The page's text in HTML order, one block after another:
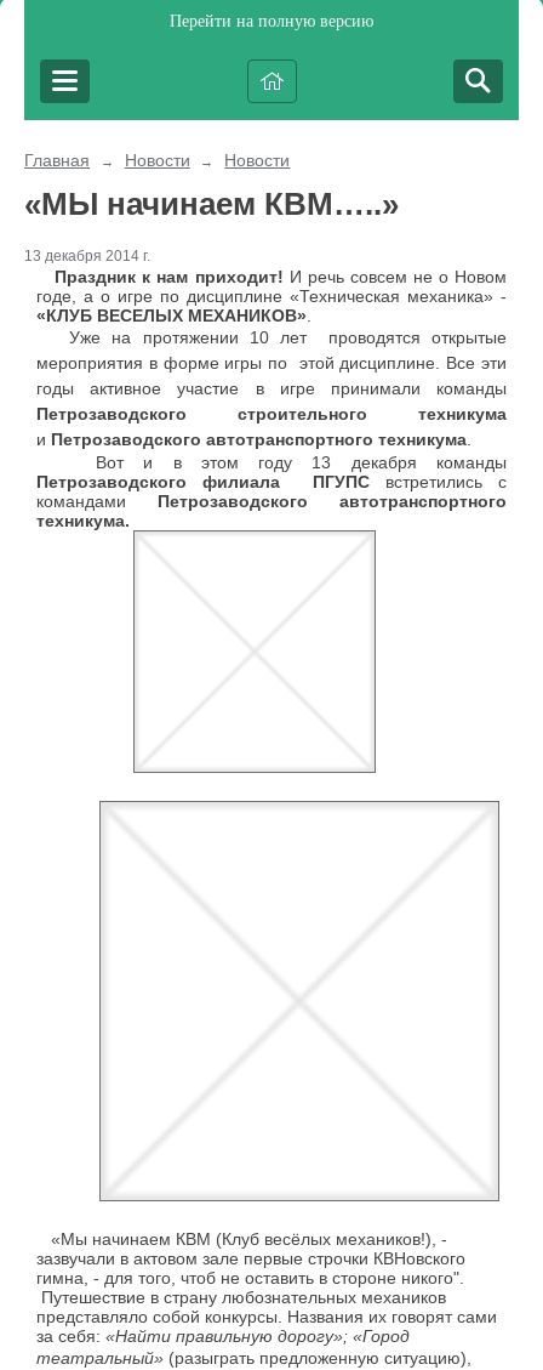
Перейти на полную версию
Главная → Новости → Новости
«МЫ начинаем КВМ…..»
13 декабря 2014 г.
Праздник к нам приходит! И речь совсем не о Новом
годе, а о игре по дисциплине «Техническая механика» -
«КЛУБ ВЕСЕЛЫХ МЕХАНИКОВ».
Уже на протяжении 10 лет проводятся открытые
мероприятия в форме игры по этой дисциплине. Все эти
годы активное участие в игре принимали команды
Петрозаводского строительного техникума
и Петрозаводского автотранспортного техникума.
Вот и в этом году 13 декабря команды
Петрозаводского филиала ПГУПСвстретились с
командами Петрозаводского автотранспортного
техникума.
«Мы начинаем КВМ (Клуб весёлых механиков!), -
зазвучали в актовом зале первые строчки КВНовского
гимна, - для того, чтоб не оставить в стороне никого".
Путешествие в страну любознательных механиков
представляло собой конкурсы. Названия их говорят сами
за себя: «Найти правильную дорогу»; «Город
театральный» (разыграть предложенную ситуацию),